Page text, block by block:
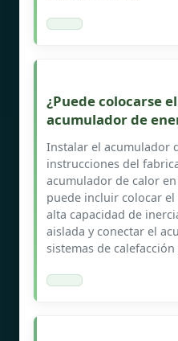
¿Puede colocarse
acumulador de
Instalar el acumulador
instrucciones del
acumulador de calor
puede incluir colocar
alta capacidad de
aislada y conectar el
sistemas de